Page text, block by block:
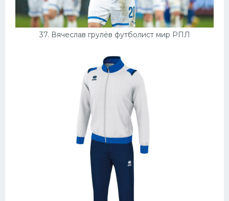
37. Вячеслав грулёв футболист мир РПЛ